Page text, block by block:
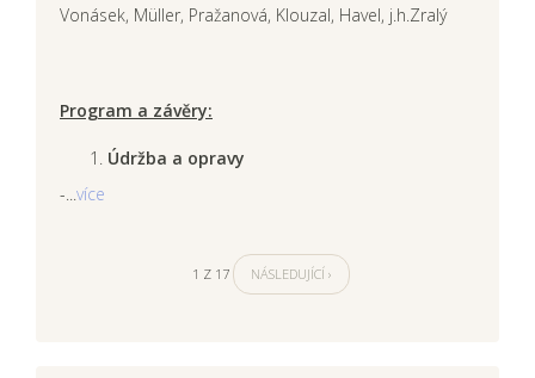
Vonásek, Müller, Pražanová, Klouzal, Havel, j.h.Zralý
Program a závěry:
Údržba a opravy
-...více
1 Z 17 NÁSLEDUJÍCÍ ›